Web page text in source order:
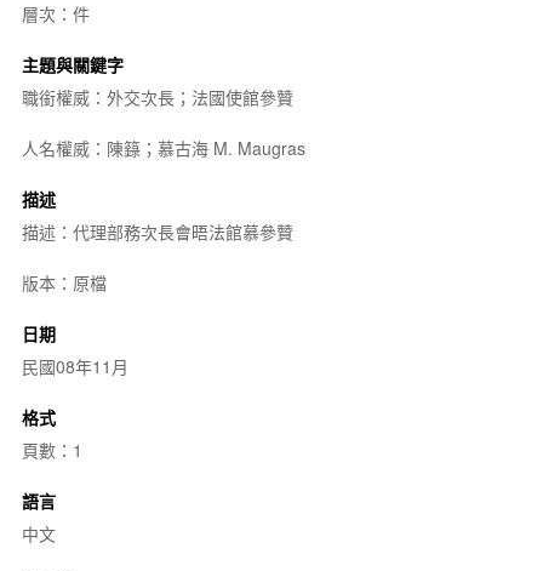
層次：件
主題與關鍵字
職銜權威：外交次長；法國使館參贊
人名權威：陳籙；慕古海 M. Maugras
描述
描述：代理部務次長會晤法館慕參贊
版本：原檔
日期
民國08年11月
格式
頁數：1
語言
中文